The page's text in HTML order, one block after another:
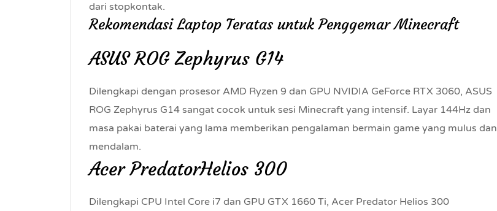
dari stopkontak.
Rekomendasi Laptop Teratas untuk Penggemar Minecraft
ASUS ROG Zephyrus G14
Dilengkapi dengan prosesor AMD Ryzen 9 dan GPU NVIDIA GeForce RTX 3060, ASUS
ROG Zephyrus G14 sangat cocok untuk sesi Minecraft yang intensif. Layar 144Hz dan
masa pakai baterai yang lama memberikan pengalaman bermain game yang mulus dan
mendalam.
Acer PredatorHelios 300
Dilengkapi CPU Intel Core i7 dan GPU GTX 1660 Ti, Acer Predator Helios 300